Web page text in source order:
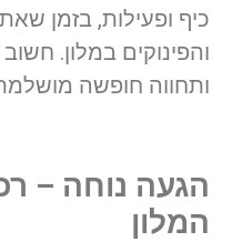
כיף ופעילות, בזמן
והפינוקים במלון.
ותחווה חופשה
הגעה נוחה –
המלון